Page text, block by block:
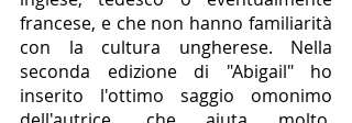
francese, e che non hanno familiarità
con la cultura ungherese. Nella
seconda edizione di "Abigail" ho
inserito l'ottimo saggio omonimo